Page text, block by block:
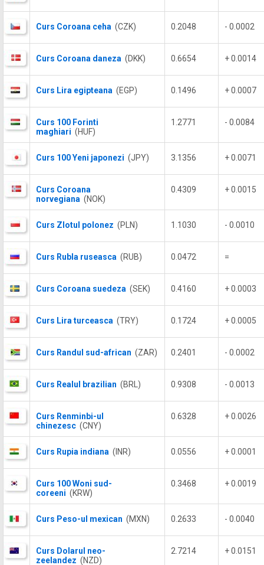
Curs Coroana ceha (CZK) 0.2048 - 0.0002
Curs Coroana daneza (DKK) 0.6654 + 0.0014
Curs Lira egipteana (EGP) 0.1496 + 0.0007
Curs 100 Forinti
maghiari (HUF)
1.2771 - 0.0084
Curs 100 Yeni japonezi (JPY) 3.1356 + 0.0071
Curs Coroana
norvegiana (NOK)
0.4309 + 0.0015
Curs Zlotul polonez (PLN) 1.1030 - 0.0010
Curs Rubla ruseasca (RUB) 0.0472 =
Curs Coroana suedeza (SEK) 0.4160 + 0.0003
Curs Lira turceasca (TRY) 0.1724 + 0.0005
Curs Randul sud-african (ZAR) 0.2401 - 0.0002
Curs Realul brazilian (BRL) 0.9308 - 0.0013
Curs Renminbi-ul
chinezesc (CNY)
0.6328 + 0.0026
Curs Rupia indiana (INR) 0.0556 + 0.0001
Curs 100 Woni sud-
coreeni (KRW)
0.3468 + 0.0019
Curs Peso-ul mexican (MXN) 0.2633 - 0.0040
Curs Dolarul neo-
zeelandez (NZD)
2.7214 + 0.0151